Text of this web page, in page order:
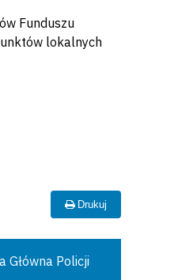
Funduszu
lokalnych
Drukuj
Główna Policji